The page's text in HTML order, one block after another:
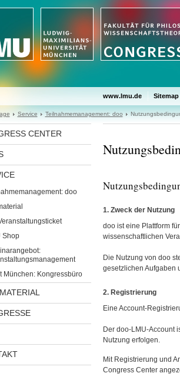
www.lmu.de Sitemap
Service Teilnahmemanagement: doo
CENTER
doo
Shop
München: Kongressbüro
1. Zweck der Nutzung
doo ist eine Plattform
wissenschaftlichen
Die Nutzung von doo
gesetzlichen Aufgaben
2. Registrierung
Eine Account-
Der doo-LMU-Account
Nutzung erfolgen.
Mit Registrierung und
Congress Center